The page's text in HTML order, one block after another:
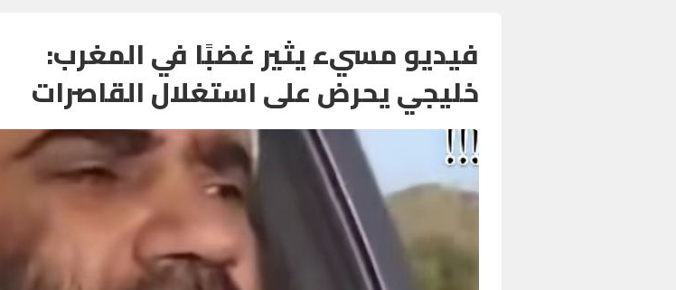
فيديو مسيء يثير غضبًا في المغرب:
خليجي يحرض على استغلال القاصرات